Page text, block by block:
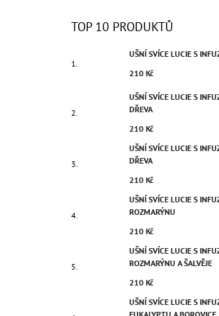
TOP 10 PRODUKTŮ
UŠNÍ SVÍCE LUCIE S
210 Kč
UŠNÍ SVÍCE LUCIE S
DŘEVA
210 Kč
UŠNÍ SVÍCE LUCIE S
DŘEVA
210 Kč
UŠNÍ SVÍCE LUCIE S
ROZMARÝNU
210 Kč
UŠNÍ SVÍCE LUCIE S
ROZMARÝNU A ŠALVĚJE
210 Kč
UŠNÍ SVÍCE LUCIE S